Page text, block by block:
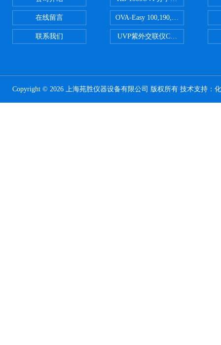
在线留言
联系我们
OVA-Easy 100,190,380,580英国
UVP紫外交联仪CL-1000
Copyright © 2026 上海苑胜仪器设备有限公司 版权所有 技术支持：